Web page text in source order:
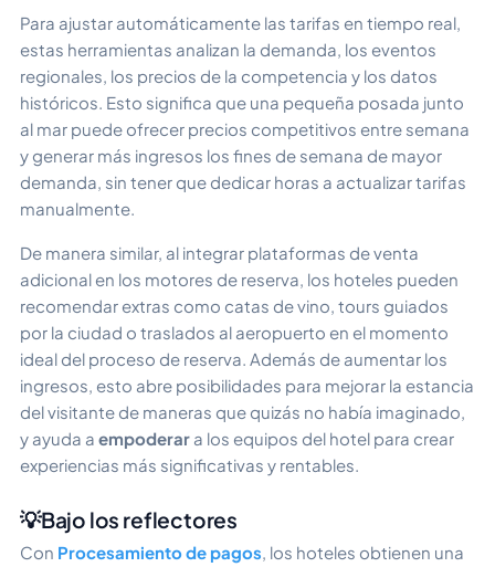
Para ajustar automáticamente las tarifas en tiempo real,
estas herramientas analizan la demanda, los eventos
regionales, los precios de la competencia y los datos
históricos. Esto significa que una pequeña posada junto
al mar puede ofrecer precios competitivos entre semana
y generar más ingresos los fines de semana de mayor
demanda, sin tener que dedicar horas a actualizar tarifas
manualmente.
De manera similar, al integrar plataformas de venta
adicional en los motores de reserva, los hoteles pueden
recomendar extras como catas de vino, tours guiados
por la ciudad o traslados al aeropuerto en el momento
ideal del proceso de reserva. Además de aumentar los
ingresos, esto abre posibilidades para mejorar la estancia
del visitante de maneras que quizás no había imaginado,
y ayuda a empoderar a los equipos del hotel para crear
experiencias más significativas y rentables.
💡Bajo los reflectores
Con Procesamiento de pagos, los hoteles obtienen una